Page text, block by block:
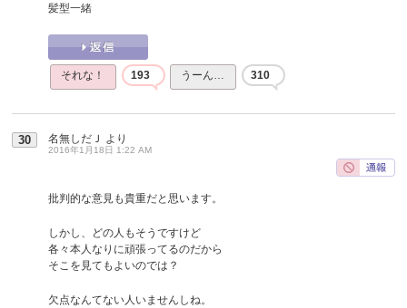
髪型一緒
それな！ 193 うーん… 310
30 名無しだＪ より
2016年1月18日 1:22 AM
批判的な意見も貴重だと思います。
しかし、どの人もそうですけど
各々本人なりに頑張ってるのだから
そこを見てもよいのでは？
欠点なんてない人いませんしね。